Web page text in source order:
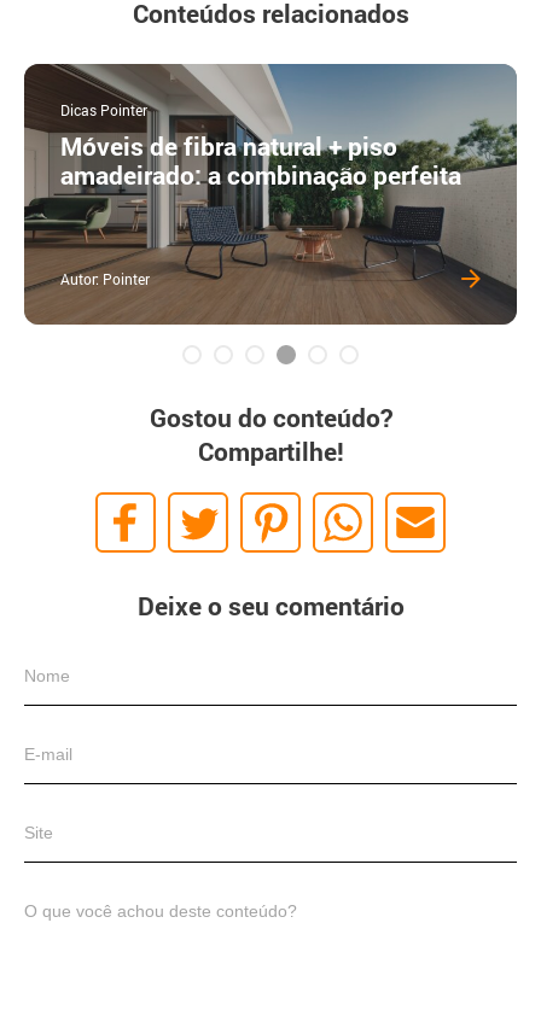
Conteúdos relacionados
Dicas Pointer
Móveis de fibra natural + piso
amadeirado: a combinação perfeita
Autor: Pointer
Gostou do conteúdo?
Compartilhe!
Deixe o seu comentário